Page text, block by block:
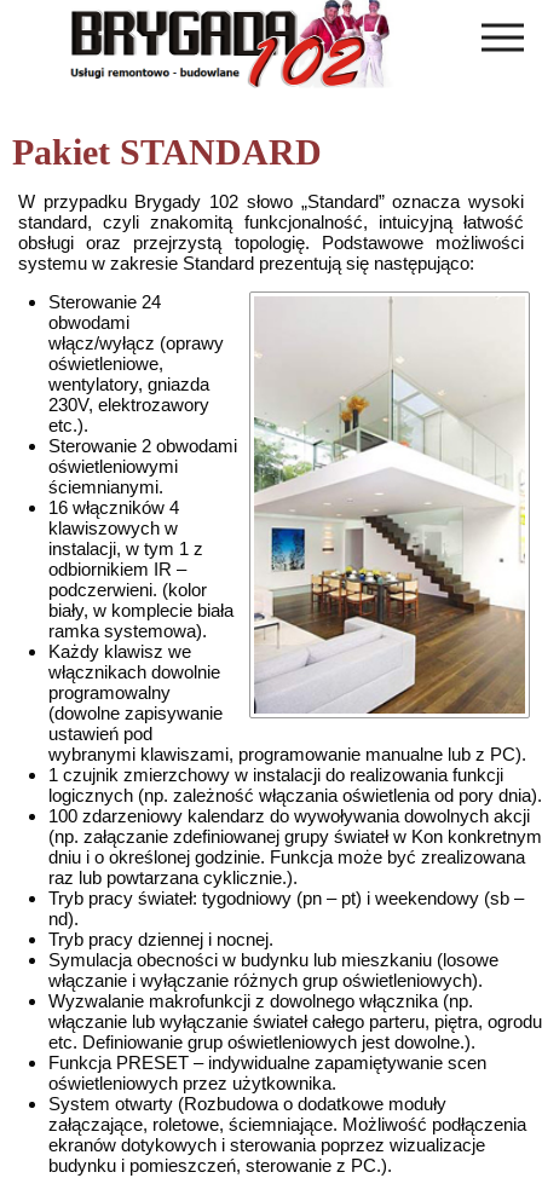
Pakiet STANDARD
W przypadku Brygady 102 słowo „Standard” oznacza wysoki
standard, czyli znakomitą funkcjonalność, intuicyjną łatwość
obsługi oraz przejrzystą topologię. Podstawowe możliwości
systemu w zakresie Standard prezentują się następująco:
Sterowanie 24
obwodami
włącz/wyłącz (oprawy
oświetleniowe,
wentylatory, gniazda
230V, elektrozawory
etc.).
Sterowanie 2 obwodami
oświetleniowymi
ściemnianymi.
16 włączników 4
klawiszowych w
instalacji, w tym 1 z
odbiornikiem IR –
podczerwieni. (kolor
biały, w komplecie biała
ramka systemowa).
Każdy klawisz we
włącznikach dowolnie
programowalny
(dowolne zapisywanie
ustawień pod
wybranymi klawiszami, programowanie manualne lub z PC).
1 czujnik zmierzchowy w instalacji do realizowania funkcji
logicznych (np. zależność włączania oświetlenia od pory dnia).
100 zdarzeniowy kalendarz do wywoływania dowolnych akcji
(np. załączanie zdefiniowanej grupy świateł w Kon konkretnym
dniu i o określonej godzinie. Funkcja może być zrealizowana
raz lub powtarzana cyklicznie.).
Tryb pracy świateł: tygodniowy (pn – pt) i weekendowy (sb –
nd).
Tryb pracy dziennej i nocnej.
Symulacja obecności w budynku lub mieszkaniu (losowe
włączanie i wyłączanie różnych grup oświetleniowych).
Wyzwalanie makrofunkcji z dowolnego włącznika (np.
włączanie lub wyłączanie świateł całego parteru, piętra, ogrodu
etc. Definiowanie grup oświetleniowych jest dowolne.).
Funkcja PRESET – indywidualne zapamiętywanie scen
oświetleniowych przez użytkownika.
System otwarty (Rozbudowa o dodatkowe moduły
załączające, roletowe, ściemniające. Możliwość podłączenia
ekranów dotykowych i sterowania poprzez wizualizacje
budynku i pomieszczeń, sterowanie z PC.).